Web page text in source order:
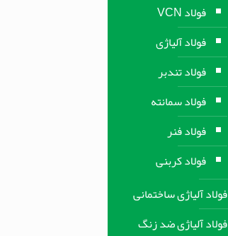
فولاد VCN
فولاد آلیاژی
فولاد تندبر
فولاد سمانته
فولاد فنر
فولاد کربنی
فولاد آلیاژی ساختمانی
فولاد آلیاژی ضد زنگ